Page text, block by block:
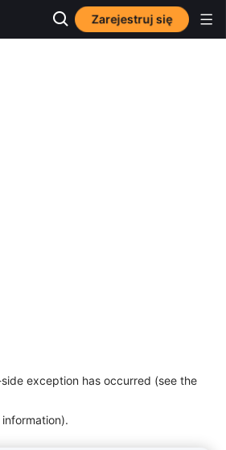
Zarejestruj się
exception has occurred (see the
.